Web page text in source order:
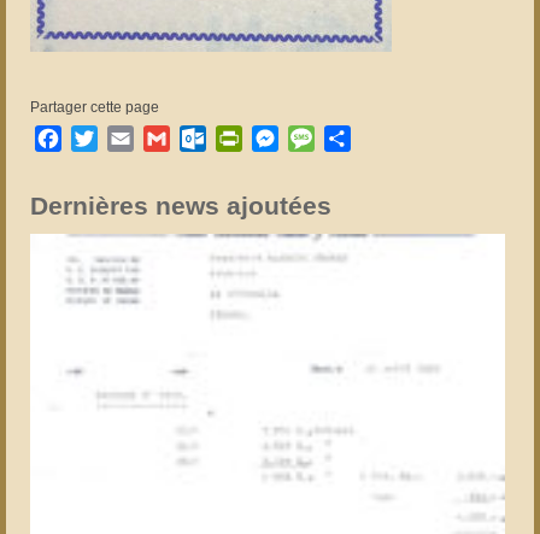
Partager cette page
Facebook
TwitterEmail GmailOutlook.com
PrintFriendly
Messenger
Message
Dernières news ajoutées